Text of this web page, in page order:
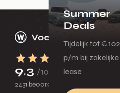
Summer
Deals
Tijdelijk tot € 102
p/m bij zakelijke
lease
9.3 /10
2431 beoordelingen